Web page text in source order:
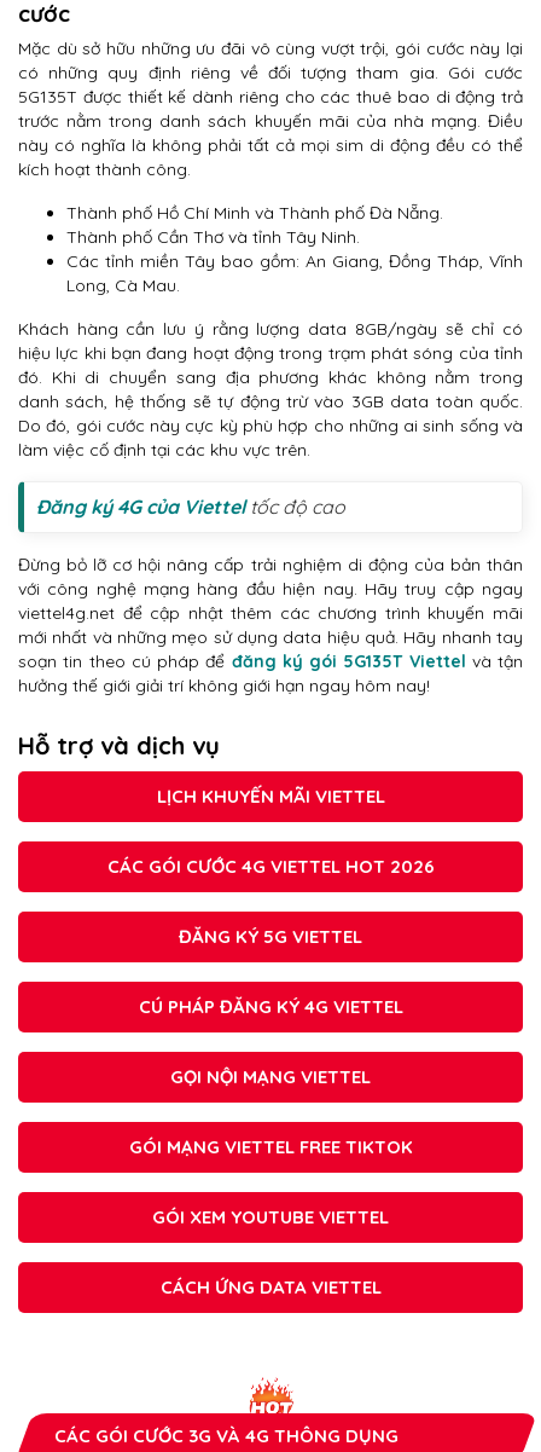
cước
Mặc dù sở hữu những ưu đãi vô cùng vượt trội, gói cước này lại
có những quy định riêng về đối tượng tham gia. Gói cước
5G135T được thiết kế dành riêng cho các thuê bao di động trả
trước nằm trong danh sách khuyến mãi của nhà mạng. Điều
này có nghĩa là không phải tất cả mọi sim di động đều có thể
kích hoạt thành công.
Thành phố Hồ Chí Minh và Thành phố Đà Nẵng.
Thành phố Cần Thơ và tỉnh Tây Ninh.
Các tỉnh miền Tây bao gồm: An Giang, Đồng Tháp, Vĩnh
Long, Cà Mau.
Khách hàng cần lưu ý rằng lượng data 8GB/ngày sẽ chỉ có
hiệu lực khi bạn đang hoạt động trong trạm phát sóng của tỉnh
đó. Khi di chuyển sang địa phương khác không nằm trong
danh sách, hệ thống sẽ tự động trừ vào 3GB data toàn quốc.
Do đó, gói cước này cực kỳ phù hợp cho những ai sinh sống và
làm việc cố định tại các khu vực trên.
Đăng ký 4G của Vietteltốc độ cao
Đừng bỏ lỡ cơ hội nâng cấp trải nghiệm di động của bản thân
với công nghệ mạng hàng đầu hiện nay. Hãy truy cập ngay
viettel4g.net để cập nhật thêm các chương trình khuyến mãi
mới nhất và những mẹo sử dụng data hiệu quả. Hãy nhanh tay
soạn tin theo cú pháp để đăng ký gói 5G135T Viettel và tận
hưởng thế giới giải trí không giới hạn ngay hôm nay!
Hỗ trợ và dịch vụ
LỊCH KHUYẾN MÃI VIETTEL
CÁC GÓI CƯỚC 4G VIETTEL HOT 2026
ĐĂNG KÝ 5G VIETTEL
CÚ PHÁP ĐĂNG KÝ 4G VIETTEL
GỌI NỘI MẠNG VIETTEL
GÓI MẠNG VIETTEL FREE TIKTOK
GÓI XEM YOUTUBE VIETTEL
CÁCH ỨNG DATA VIETTEL
CÁC GÓI CƯỚC 3G VÀ 4G THÔNG DỤNG